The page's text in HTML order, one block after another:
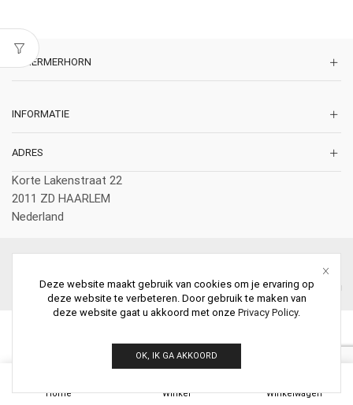
SCHERMERHORN
INFORMATIE
ADRES
Korte Lakenstraat 22
2011 ZD HAARLEM
Nederland
Home Winkel Winkelwagen
Deze website maakt gebruik van cookies om je ervaring op
deze website te verbeteren. Door gebruik te maken van
deze website gaat u akkoord met onze Privacy Policy.
OK, IK GA AKKOORD